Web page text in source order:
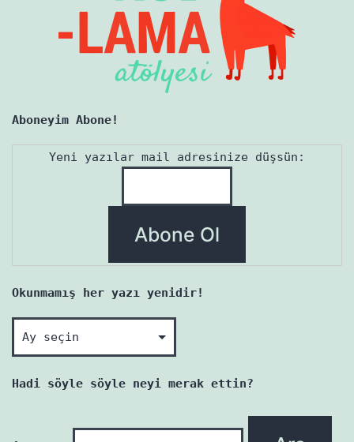
Aboneyim Abone!
Yeni yazılar mail adresinize düşsün:
Okunmamış her yazı yenidir!
Okunmamış
her
yazı
Hadi söyle söyle neyi merak ettin?